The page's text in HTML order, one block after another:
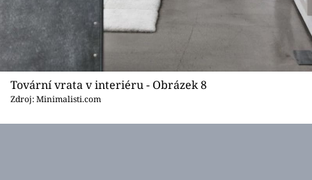
Tovární vrata v interiéru - Obrázek 8
Zdroj: Minimalisti.com